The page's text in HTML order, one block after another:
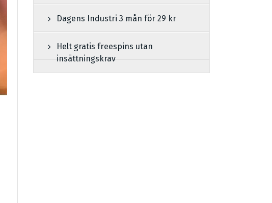
Dagens Industri 3 mån för 29 kr
Helt gratis freespins utan
insättningskrav